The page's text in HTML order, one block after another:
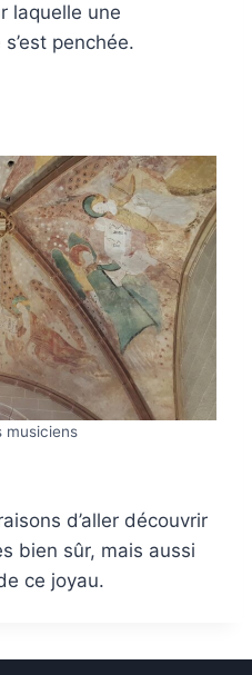
laquelle une
penchée.
musiciens
d’aller découvrir
bien sûr, mais aussi
ce joyau.